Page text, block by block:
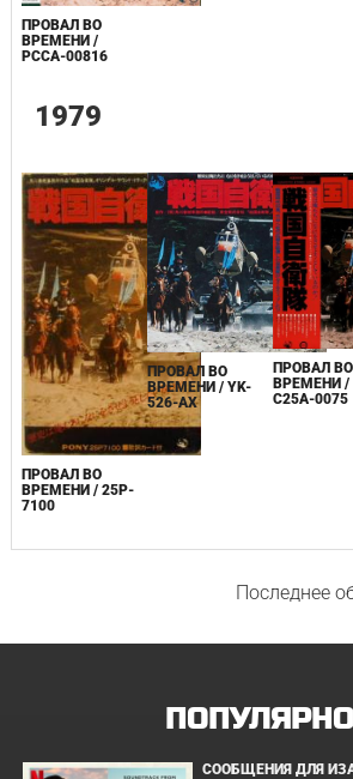
ПРОВАЛ ВО
ВРЕМЕНИ /
PCCA-00816
1979
ПРОВАЛ ВО
ВРЕМЕНИ / 25P-
7100
ПРОВАЛ ВО
ВРЕМЕНИ / YK-
526-AX
ПРОВАЛ ВО
ВРЕМЕНИ /
C25A-0075
Последнее
СООБЩЕНИЯ ДЛЯ